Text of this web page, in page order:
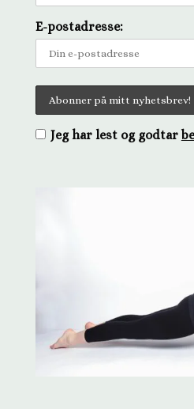
E-postadresse:
Jeg har lest og godtar